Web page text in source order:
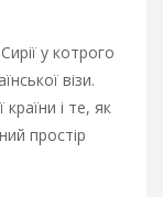
у котрого
візи.
і те, як
простір